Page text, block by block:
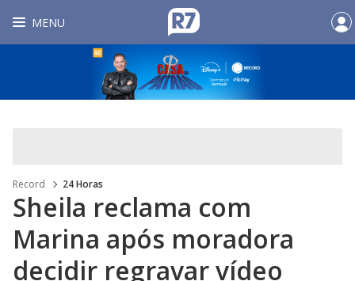
MENU
Record 24 Horas
Sheila reclama com
Marina após moradora
decidir regravar vídeo